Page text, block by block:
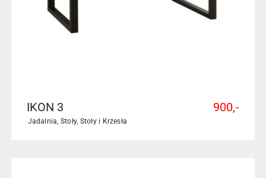
IKON 3
Jadalnia Stoły, Stoły i Krzesła
900,-